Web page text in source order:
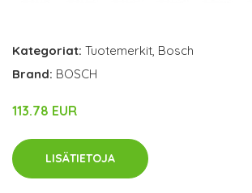
Kategoriat: Tuotemerkit, Bosch
Brand: BOSCH
113.78 EUR
LISÄTIETOJA